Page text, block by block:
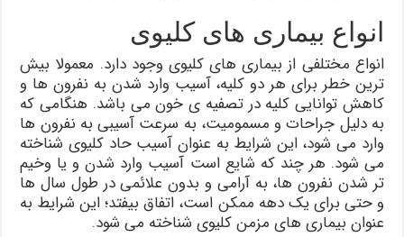
انواع بیماری های کلیوی
انواع مختلفی از بیماری های کلیوی وجود دارد. معمولا بیش
ترین خطر برای هر دو کلیه، آسیب وارد شدن به نفرون ها و
کاهش توانایی کلیه در تصفیه ی خون می باشد. هنگامی که
به دلیل جراحات و مسمومیت، به سرعت آسیبی به نفرون ها
وارد می شود، این شرایط به عنوان آسیب حاد کلیوی شناخته
می شود. هر چند که شایع است آسیب وارد شدن و یا وخیم
تر شدن نفرون ها، به آرامی و بدون علائمی در طول سال ها
و حتی برای یک دهه ممکن است، اتفاق بیفتد؛ این شرایط به
عنوان بیماری های مزمن کلیوی شناخته می شود.